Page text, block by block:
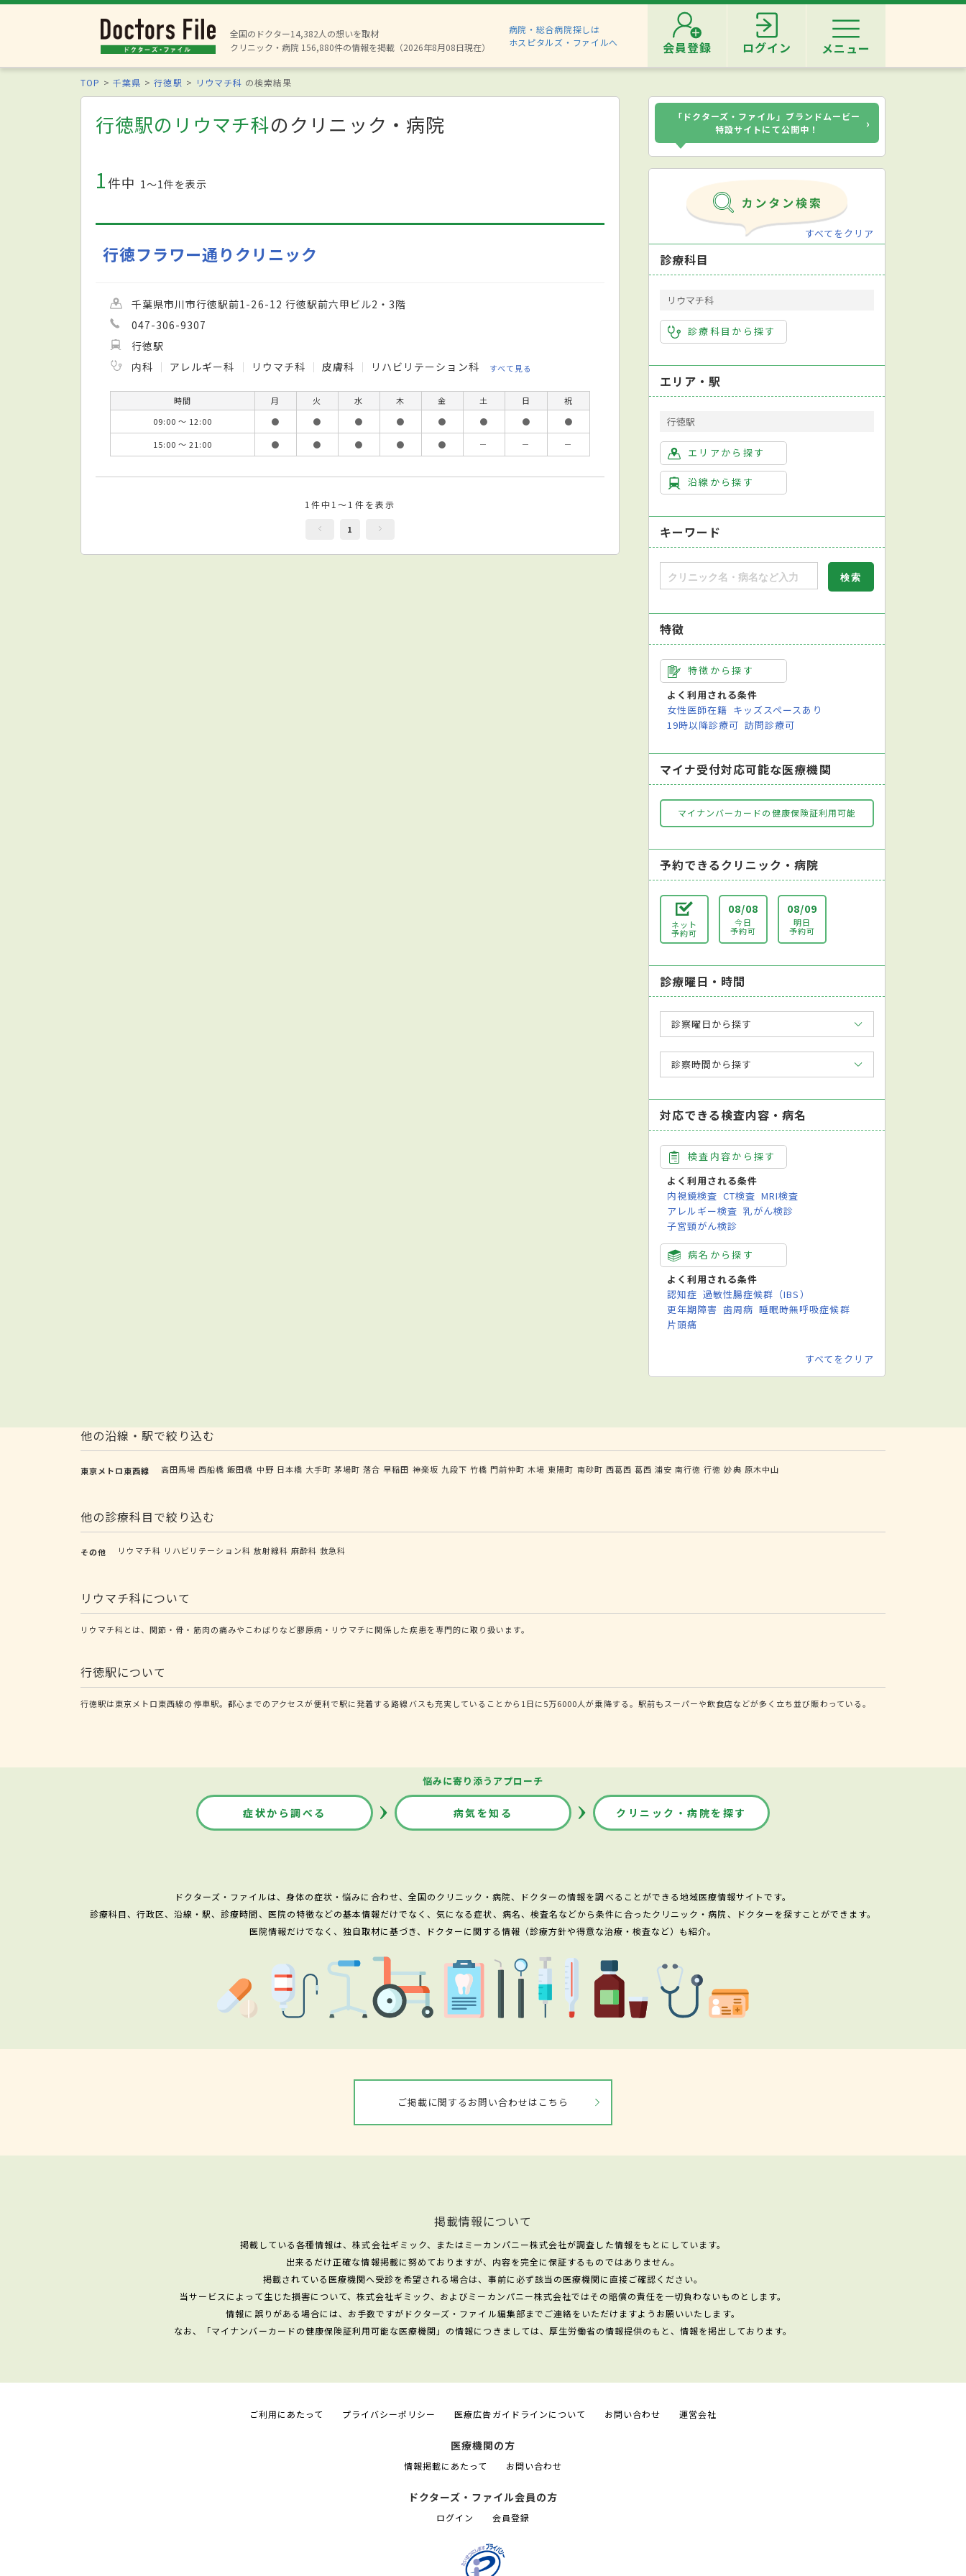
全国のドクター14,382人の想いを取材
クリニック・病院 156,880件の情報を掲載（2026年8月08日現在）
病院・総合病院探しは
ホスピタルズ・ファイルへ
会員登録 ログイン メニュー
TOP 千葉県 行徳駅 リウマチ科 の検索結果
行徳駅のリウマチ科のクリニック・病院
1件中 1〜1件を表示
行徳フラワー通りクリニック
千葉県市川市行徳駅前1-26-12 行徳駅前六甲ビル2・3階
047-306-9307
行徳駅
内科
アレルギー科 リウマチ科 皮膚科 リハビリテーション科 すべて見る
時間 月 火 水 木 金 土 日
祝
09:00 ～ 12:00
● ● ● ● ● ● ●
●
15:00 ～ 21:00
● ● ● ● ● － － －
1件中1～1件を表示
1
「ドクターズ・ファイル」ブランドムービー
特設サイトにて公開中！
›
すべてをクリア
診療科目
リウマチ科
診療科目から探す
エリア・駅
行徳駅
エリアから探す
沿線から探す
キーワード
特徴
特徴から探す
よく利用される条件
女性医師在籍 キッズスペースあり
19時以降診療可 訪問診療可
マイナ受付対応可能な医療機関
マイナンバーカードの健康保険証利用可能
予約できるクリニック・病院
ネット
予約可
08/08
今日
予約可
08/09
明日
予約可
診療曜日・時間
診察曜日から探す
診察時間から探す
対応できる検査内容・病名
検査内容から探す
よく利用される条件
内視鏡検査 CT検査 MRI検査
アレルギー検査 乳がん検診
子宮頸がん検診
病名から探す
よく利用される条件
認知症 過敏性腸症候群（IBS）
更年期障害 歯周病 睡眠時無呼吸症候群
片頭痛
すべてをクリア
他の沿線・駅で絞り込む
東京メトロ東西線 高田馬場 西船橋 飯田橋 中野 日本橋 大手町 茅場町 落合 早稲田 神楽坂 九段下 竹橋 門前仲町 木場 東陽町 南砂町 西葛西 葛西 浦安 南行徳 行徳 妙典 原木中山
他の診療科目で絞り込む
その他 リウマチ科 リハビリテーション科 放射線科 麻酔科 救急科
リウマチ科について
リウマチ科とは、関節・骨・筋肉の痛みやこわばりなど膠原病・リウマチに関係した疾患を専門的に取り扱います。
行徳駅について
行徳駅は東京メトロ東西線の停車駅。都心までのアクセスが便利で駅に発着する路線バスも充実していることから1日に5万6000人が乗降する。駅前もスーパーや飲食店などが多く立ち並び賑わっている。
悩みに寄り添うアプローチ
症状から調べる 病気を知る クリニック・病院を探す
ドクターズ・ファイルは、身体の症状・悩みに合わせ、全国のクリニック・病院、ドクターの情報を調べることができる地域医療情報サイトです。
診療科目、行政区、沿線・駅、診療時間、医院の特徴などの基本情報だけでなく、気になる症状、病名、検査名などから条件に合ったクリニック・病院、ドクターを探すことができます。
医院情報だけでなく、独自取材に基づき、ドクターに関する情報（診療方針や得意な治療・検査など）も紹介。
ご掲載に関するお問い合わせはこちら
掲載情報について
掲載している各種情報は、株式会社ギミック、またはミーカンパニー株式会社が調査した情報をもとにしています。
出来るだけ正確な情報掲載に努めておりますが、内容を完全に保証するものではありません。
掲載されている医療機関へ受診を希望される場合は、事前に必ず該当の医療機関に直接ご確認ください。
当サービスによって生じた損害について、株式会社ギミック、およびミーカンパニー株式会社ではその賠償の責任を一切負わないものとします。
情報に誤りがある場合には、お手数ですがドクターズ・ファイル編集部までご連絡をいただけますようお願いいたします。
なお、「マイナンバーカードの健康保険証利用可能な医療機関」の情報につきましては、厚生労働省の情報提供のもと、情報を掲出しております。
ご利用にあたって プライバシーポリシー 医療広告ガイドラインについて お問い合わせ 運営会社
医療機関の方
情報掲載にあたって お問い合わせ
ドクターズ・ファイル会員の方
ログイン 会員登録